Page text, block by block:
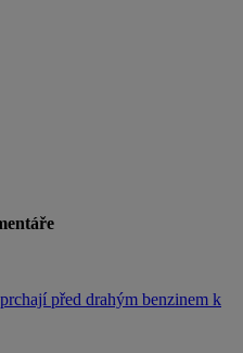
před drahým benzinem k